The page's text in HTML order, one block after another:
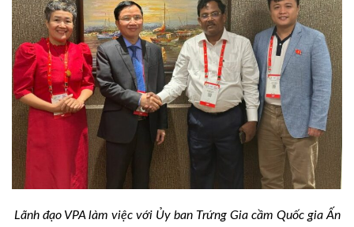
Lãnh đạo VPA làm việc với Ủy ban Trứng Gia cầm Quốc gia Ấn